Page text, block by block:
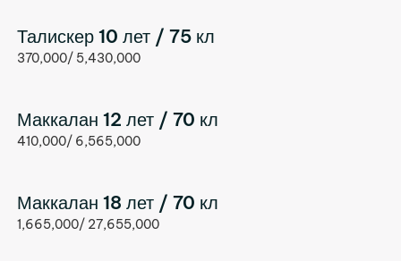
Талискер 10 лет / 75 кл
370,000/ 5,430,000
Маккалан 12 лет / 70 кл
410,000/ 6,565,000
Маккалан 18 лет / 70 кл
1,665,000/ 27,655,000